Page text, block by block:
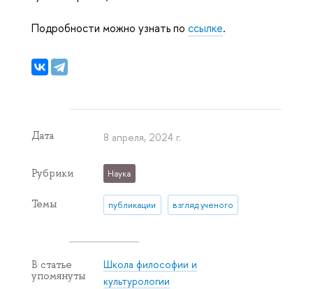
Подробности можно узнать по ссылке.
Дата 8 апреля, 2024 г.
Рубрики Наука
Темы публикации взгляд ученого
В статье
упомянуты
Школа философии и
культурологии